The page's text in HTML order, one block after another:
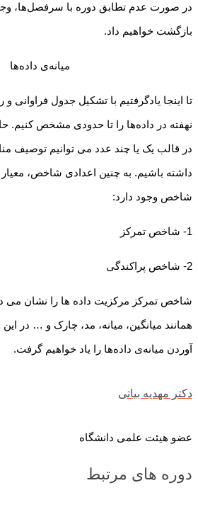
در صورت عدم تطابق دوره با سرفصل‌ها،
بازگشت خواهیم داد.
میانه‌ی داده‌ها
تا اینجا یادگرفتیم با تشکیل جدول فراوانی
نهفته در داده‌ها را تا حدودی مشخص کنیم.
در قالب یک یا چند عدد می توانیم توصیف
داشته باشیم. به چنین اعدادی شاخص، معیار
شاخص وجود دارد:
1- شاخص تمرکز
2- شاخص پراکندگی
شاخص تمرکز مرکزیت داده ها را نشان می
همانند میانگین، میانه، مد، چارک و … در
آوردن میانه‌ی داده‌ها را یاد خواهیم گرفت.
دکتر مهدیه بیاتی
عضو هیئت علمی دانشگاه
دوره های مرتبط